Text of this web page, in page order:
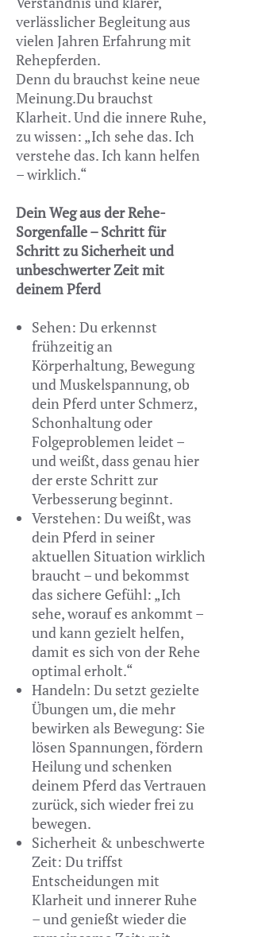
verlässlicher Begleitung aus
vielen Jahren Erfahrung mit
Rehepferden.
Denn du brauchst keine neue
Meinung.Du brauchst
Klarheit. Und die innere Ruhe,
zu wissen: „Ich sehe das. Ich
verstehe das. Ich kann helfen
– wirklich.“
Dein Weg aus der Rehe-
Sorgenfalle – Schritt für
Schritt zu Sicherheit und
unbeschwerter Zeit mit
deinem Pferd
Sehen: Du erkennst
frühzeitig an
Körperhaltung, Bewegung
und Muskelspannung, ob
dein Pferd unter Schmerz,
Schonhaltung oder
Folgeproblemen leidet –
und weißt, dass genau hier
der erste Schritt zur
Verbesserung beginnt.
Verstehen: Du weißt, was
dein Pferd in seiner
aktuellen Situation wirklich
braucht – und bekommst
das sichere Gefühl: „Ich
sehe, worauf es ankommt –
und kann gezielt helfen,
damit es sich von der Rehe
optimal erholt.“
Handeln: Du setzt gezielte
Übungen um, die mehr
bewirken als Bewegung: Sie
lösen Spannungen, fördern
Heilung und schenken
deinem Pferd das Vertrauen
zurück, sich wieder frei zu
bewegen.
Sicherheit & unbeschwerte
Zeit: Du triffst
Entscheidungen mit
Klarheit und innerer Ruhe
– und genießt wieder die